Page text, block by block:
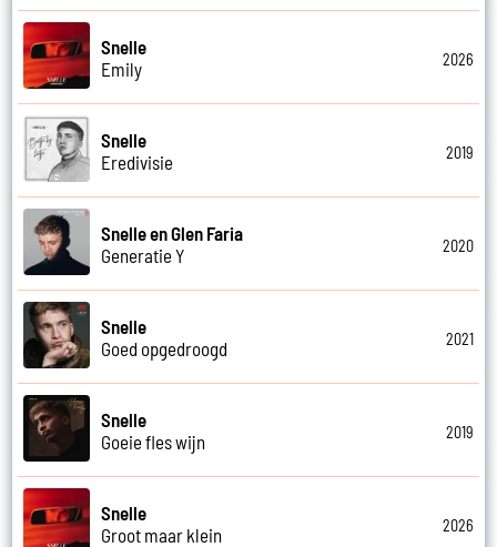
Snelle
Emily
2026
Snelle
Eredivisie
2019
Snelle en Glen Faria
Generatie Y
2020
Snelle
Goed opgedroogd
2021
Snelle
Goeie fles wijn
2019
Snelle
Groot maar klein
2026